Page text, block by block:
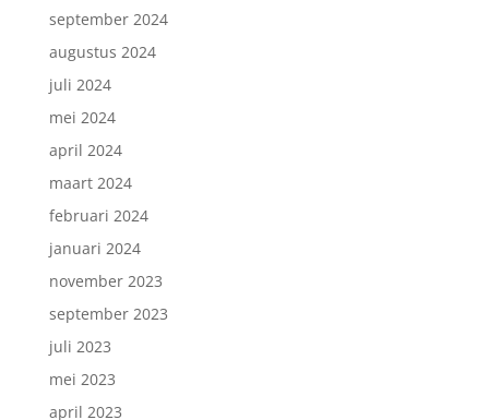
september 2024
augustus 2024
juli 2024
mei 2024
april 2024
maart 2024
februari 2024
januari 2024
november 2023
september 2023
juli 2023
mei 2023
april 2023